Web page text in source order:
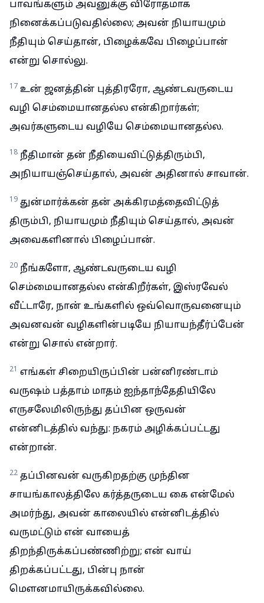
பாவங்களும் அவனுக்கு விரோதமாக
நினைக்கப்படுவதில்லை; அவன் நியாயமும்
நீதியும் செய்தான், பிழைக்கவே பிழைப்பான்
என்று சொல்லு.
17 உன் ஜனத்தின் புத்திரரோ, ஆண்டவருடைய
வழி செம்மையானதல்ல என்கிறார்கள்;
அவர்களுடைய வழியே செம்மையானதல்ல.
18 நீதிமான் தன் நீதியைவிட்டுத்திரும்பி,
அநியாயஞ்செய்தால், அவன் அதினால் சாவான்.
19 துன்மார்க்கன் தன் அக்கிரமத்தைவிட்டுத்
திரும்பி, நியாயமும் நீதியும் செய்தால், அவன்
அவைகளினால் பிழைப்பான்.
20 நீங்களோ, ஆண்டவருடைய வழி
செம்மையானதல்ல என்கிறீர்கள், இஸ்ரவேல்
வீட்டாரே, நான் உங்களில் ஒவ்வொருவனையும்
அவனவன் வழிகளின்படியே நியாயந்தீர்ப்பேன்
என்று சொல் என்றார்.
21 எங்கள் சிறையிருப்பின் பன்னிரண்டாம்
வருஷம் பத்தாம் மாதம் ஐந்தாந்தேதியிலே
எருசலேமிலிருந்து தப்பின ஒருவன்
என்னிடத்தில் வந்து: நகரம் அழிக்கப்பட்டது
என்றான்.
22 தப்பினவன் வருகிறதற்கு முந்தின
சாயங்காலத்திலே கர்த்தருடைய கை என்மேல்
அமர்ந்து, அவன் காலையில் என்னிடத்தில்
வருமட்டும் என் வாயைத்
திறந்திருக்கப்பண்ணிற்று; என் வாய்
திறக்கப்பட்டது, பின்பு நான்
மௌனமாயிருக்கவில்லை.